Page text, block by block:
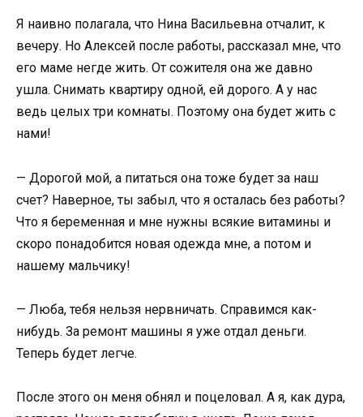
Я наивно полагала, что Нина Васильевна отчалит, к
вечеру. Но Алексей после работы, рассказал мне, что
его маме негде жить. От сожителя она же давно
ушла. Снимать квартиру одной, ей дорого. А у нас
ведь целых три комнаты. Поэтому она будет жить с
нами!
— Дорогой мой, а питаться она тоже будет за наш
счет? Наверное, ты забыл, что я осталась без работы?
Что я беременная и мне нужны всякие витамины и
скоро понадобится новая одежда мне, а потом и
нашему мальчику!
— Люба, тебя нельзя нервничать. Справимся как-
нибудь. За ремонт машины я уже отдал деньги.
Теперь будет легче.
После этого он меня обнял и поцеловал. А я, как дура,